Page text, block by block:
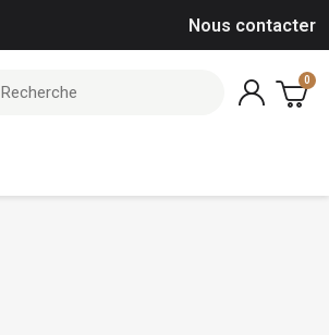
Nous contacter